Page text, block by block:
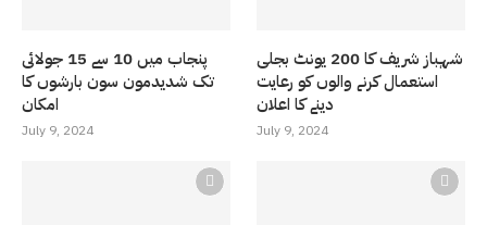
پنجاب میں 10 سے 15 جولائی
تک شدیدمون سون بارشوں کا
امکان
July 9, 2024
شہباز شریف کا 200 یونٹ بجلی
استعمال کرنے والوں کو رعایت
دینے کا اعلان
July 9, 2024